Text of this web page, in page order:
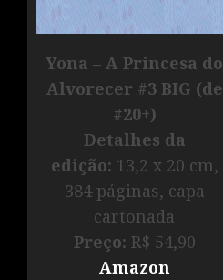
Yona – A Princesa do
Alvorecer #3 BIG (de
#20+)
Detalhes da
edição: 13,2 x 20 cm,
384 páginas, capa
cartonada
Preço: R$ 54,90
Amazon